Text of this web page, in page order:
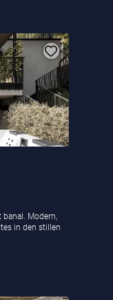
banal. Modern,
in den stillen